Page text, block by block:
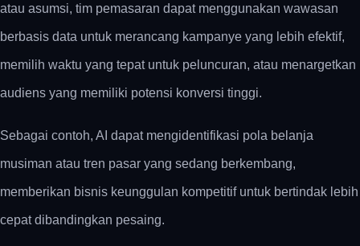
atau asumsi, tim pemasaran dapat menggunakan wawasan
berbasis data untuk merancang kampanye yang lebih efektif,
memilih waktu yang tepat untuk peluncuran, atau menargetkan
audiens yang memiliki potensi konversi tinggi.
Sebagai contoh, AI dapat mengidentifikasi pola belanja
musiman atau tren pasar yang sedang berkembang,
memberikan bisnis keunggulan kompetitif untuk bertindak lebih
cepat dibandingkan pesaing.